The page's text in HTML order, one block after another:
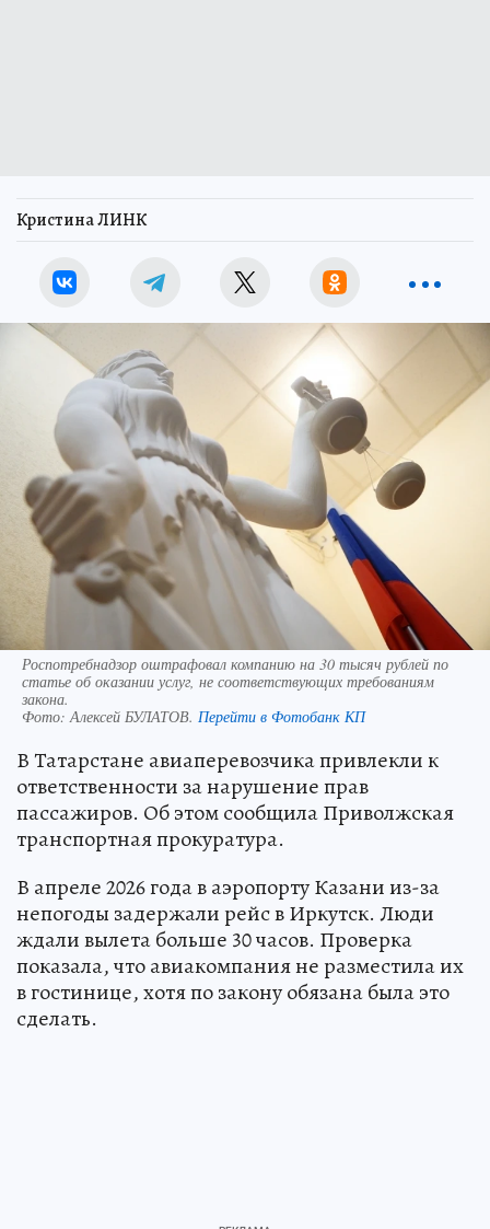
Кристина ЛИНК
Роспотребнадзор оштрафовал компанию на 30 тысяч рублей по
статье об оказании услуг, не соответствующих требованиям
закона.
Фото:Алексей БУЛАТОВ. Перейти в Фотобанк КП
В Татарстане авиаперевозчика привлекли к
ответственности за нарушение прав
пассажиров. Об этом сообщила Приволжская
транспортная прокуратура.
В апреле 2026 года в аэропорту Казани из-за
непогоды задержали рейс в Иркутск. Люди
ждали вылета больше 30 часов. Проверка
показала, что авиакомпания не разместила их
в гостинице, хотя по закону обязана была это
сделать.